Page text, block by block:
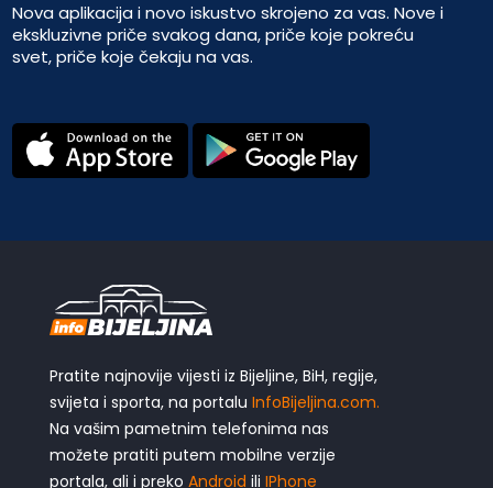
Nova aplikacija i novo iskustvo skrojeno za vas. Nove i
ekskluzivne priče svakog dana, priče koje pokreću
svet, priče koje čekaju na vas.
Pratite najnovije vijesti iz Bijeljine, BiH, regije,
svijeta i sporta, na portalu InfoBijeljina.com.
Na vašim pametnim telefonima nas
možete pratiti putem mobilne verzije
portala, ali i preko Android ili IPhone